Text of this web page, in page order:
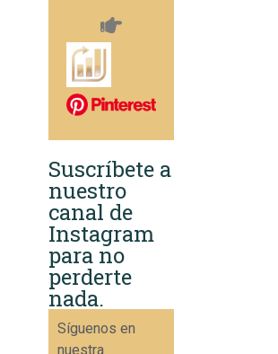
Suscríbete a
nuestro
canal de
Instagram
para no
perderte
nada.
Síguenos en
nuestra